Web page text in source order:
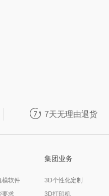
 7天无理由退货
模软件
要求
集团业务
3D个性化定制
3D打印机